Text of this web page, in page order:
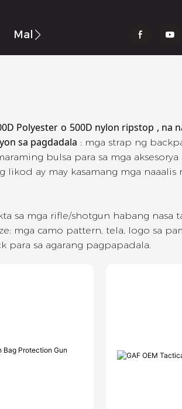
Makipag-Ugnay Sa Aming
Polyester o 500D nylon ripstop , na
sa pagdadala : mga strap ng
bulsa para sa mga aksesorya
ay may kasamang mga naaalis
sa mga rifle/shotgun habang nasa
mga camo pattern, tela, logo sa
para sa agarang pagpapadala.